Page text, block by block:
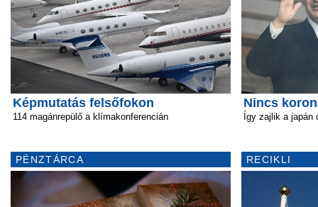
Képmutatás felsőfokon
114 magánrepülő a klímakonferencián
PÉNZTÁRCA
Nincs
Így zajlik a japán
RECIKLI